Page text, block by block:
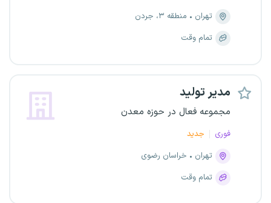
تهران
منطقه ۳، جردن
تمام وقت
مدیر تولید
مجموعه فعال در حوزه معدن
فوری
جدید
تهران
خراسان رضوی
تمام وقت